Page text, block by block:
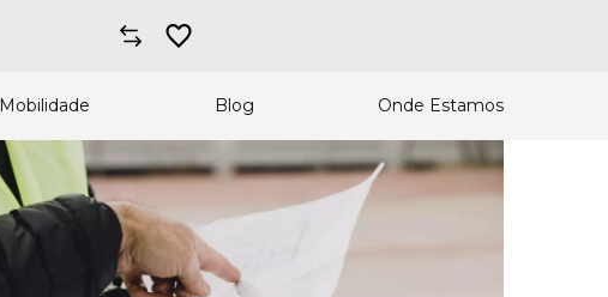
Mobilidade Blog Onde Estamos